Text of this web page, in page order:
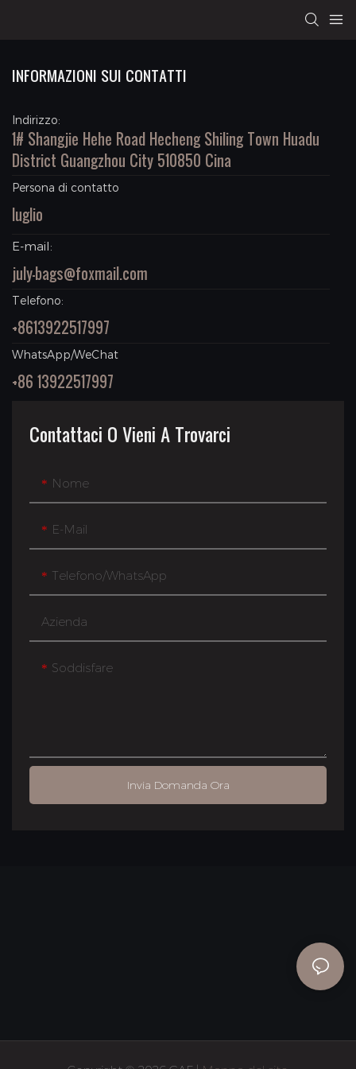
INFORMAZIONI SUI CONTATTI
Indirizzo:
1# Shangjie Hehe Road Hecheng Shiling Town Huadu
District Guangzhou City 510850 Cina
Persona di contatto
luglio
E-mail:
july-bags@foxmail.com
Telefono:
+8613922517997
WhatsApp/WeChat
+86 13922517997
Contattaci O Vieni A Trovarci
Nome
E-Mail
Telefono/WhatsApp
Azienda
Soddisfare
Invia Domanda Ora